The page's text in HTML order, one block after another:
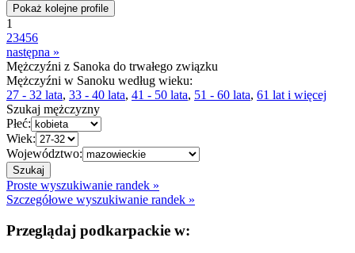
Pokaż kolejne profile
1
23456
następna »
Mężczyźni z Sanoka do trwałego związku
Mężczyźni w Sanoku według wieku:
27 - 32 lata, 33 - 40 lata, 41 - 50 lata, 51 - 60 lata, 61 lat i więcej
Szukaj mężczyzny
Płeć:
Wiek:
Województwo:
Proste wyszukiwanie randek »
Szczegółowe wyszukiwanie randek »
Przeglądaj podkarpackie w: